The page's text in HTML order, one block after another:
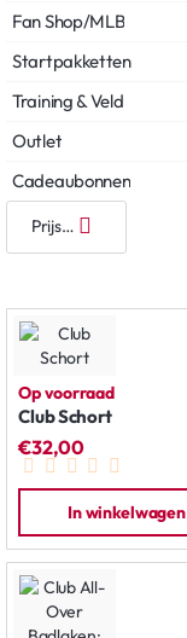
Fan Shop/MLB
Startpakketten
Training & Veld
Outlet
Cadeaubonnen
Op voorraad
Club Schort
€32,00
In winkelwagen